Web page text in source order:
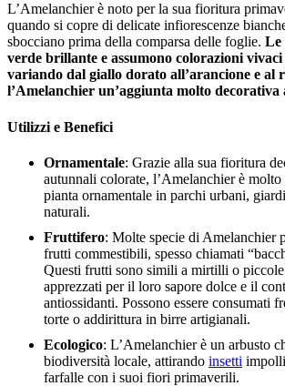
L’Amelanchier è noto per la sua fioritura
quando si copre di delicate infiorescenze
sbocciano prima della comparsa delle foglie. Le
verde brillante e assumono colorazioni
variando dal giallo dorato all’arancione e al
l’Amelanchier un’aggiunta molto
Utilizzi e Benefici
Ornamentale: Grazie alla sua fioritura
autunnali colorate, l’Amelanchier è molto
pianta ornamentale in parchi urbani,
naturali.
Fruttifero: Molte specie di Amelanchier
frutti commestibili, spesso chiamati
Questi frutti sono simili a mirtilli o piccole
apprezzati per il loro sapore dolce e il
antiossidanti. Possono essere consumati
torte o addirittura in birre artigianali.
Ecologico: L’Amelanchier è un arbusto
biodiversità locale, attirando insetti
farfalle con i suoi fiori primaverili.